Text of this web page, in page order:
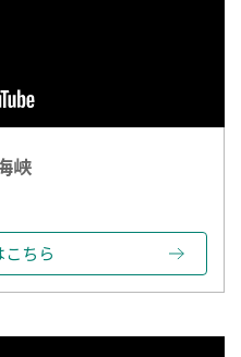
峡
ちら